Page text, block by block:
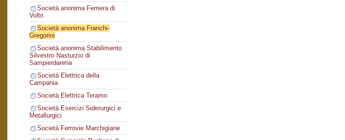
Società anonima Ferriera di
Voltri
Società anonima Franchi-
Gregorini
Società anonima Stabilimento
Silvestro Nasturzio di
Sampierdarena
Società Elettrica della
Campania
Società Elettrica Teramo
Società Esercizi Siderurgici e
Metallurgici
Società Ferrovie Marchigiane